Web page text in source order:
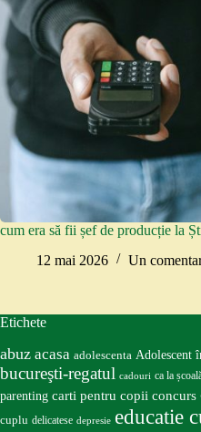
cum era să fii șef de producție la
12 mai 2026
Un
Etichete
abuz acasa adolescenta Adolescent
bucureşti-regatul cadouri ca la
parenting carti pentru copii concurs
cuplu delicatese depresie educatie